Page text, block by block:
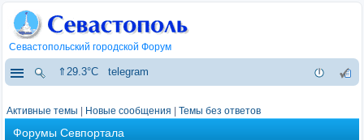
Севастопольский городской Форум
⇑29.3°C telegram
Активные темы Новые сообщения Темы без ответов
Форумы Севпортала